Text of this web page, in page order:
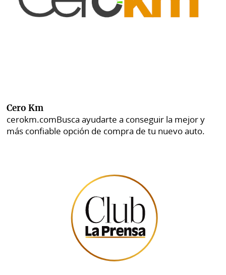
Cero Km
cerokm.comBusca ayudarte a conseguir la mejor y
más confiable opción de compra de tu nuevo auto.